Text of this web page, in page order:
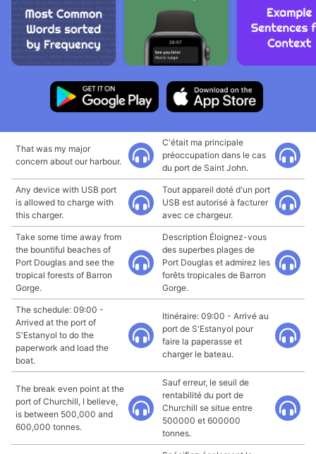
That was my major
concern about our harbour.
C'était ma principale
préoccupation dans le cas
du port de Saint John.
Any device with USB port
is allowed to charge with
this charger.
Tout appareil doté d'un port
USB est autorisé à facturer
avec ce chargeur.
Take some time away from
the bountiful beaches of
Port Douglas and see the
tropical forests of Barron
Gorge.
Description Éloignez-vous
des superbes plages de
Port Douglas et admirez les
forêts tropicales de Barron
Gorge.
The schedule: 09:00 -
Arrived at the port of
S'Estanyol to do the
paperwork and load the
boat.
Itinéraire: 09:00 - Arrivé au
port de S'Estanyol pour
faire la paperasse et
charger le bateau.
The break even point at the
port of Churchill, I believe,
is between 500,000 and
600,000 tonnes.
Sauf erreur, le seuil de
rentabilité du port de
Churchill se situe entre
500000 et 600000
tonnes.